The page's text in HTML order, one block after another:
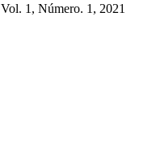
Vol. 1, Número. 1, 2021